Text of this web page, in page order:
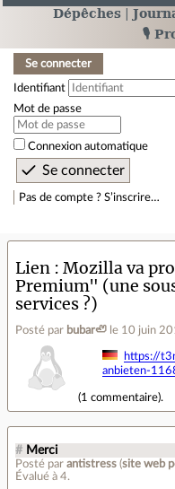
Dépêches
🎙️
Se connecter
Identifiant
Mot de passe
Connexion automatique
Pas de compte ? S’inscrire…
Lien
Mozilla va
Premium" (une
services ?)
Posté par bubar🦥 le 10 juin
https://
anbieten-
(1 commentaire).
# Merci
Posté par antistress (site web
Évalué à 4.